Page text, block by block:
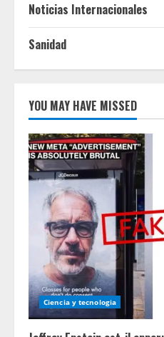
Noticias Internacionales
Sanidad
YOU MAY HAVE MISSED
Ciencia y tecnologia